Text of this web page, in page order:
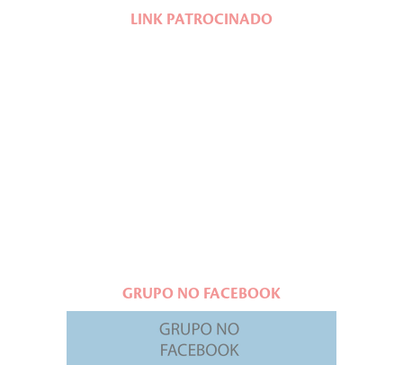
LINK PATROCINADO
GRUPO NO FACEBOOK